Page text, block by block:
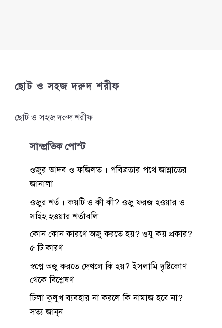
ছোট ও সহজ দরুদ শরীফ
ছোট ও সহজ দরুদ শরীফ
সাম্প্রতিক পোস্ট
ওজুর আদব ও ফজিলত । পবিত্রতার পথে জান্নাতের
জানালা
ওজুর শর্ত । কয়টি ও কী কী? ওজু ফরজ হওয়ার ও
সহিহ হওয়ার শর্তাবলি
কোন কোন কারণে অজু করতে হয়? ওযু কয় প্রকার?
৫ টি কারণ
স্বপ্নে অজু করতে দেখলে কি হয়? ইসলামি দৃষ্টিকোণ
থেকে বিশ্লেষণ
ঢিলা কুলুখ ব্যবহার না করলে কি নামাজ হবে না?
সত্য জানুন